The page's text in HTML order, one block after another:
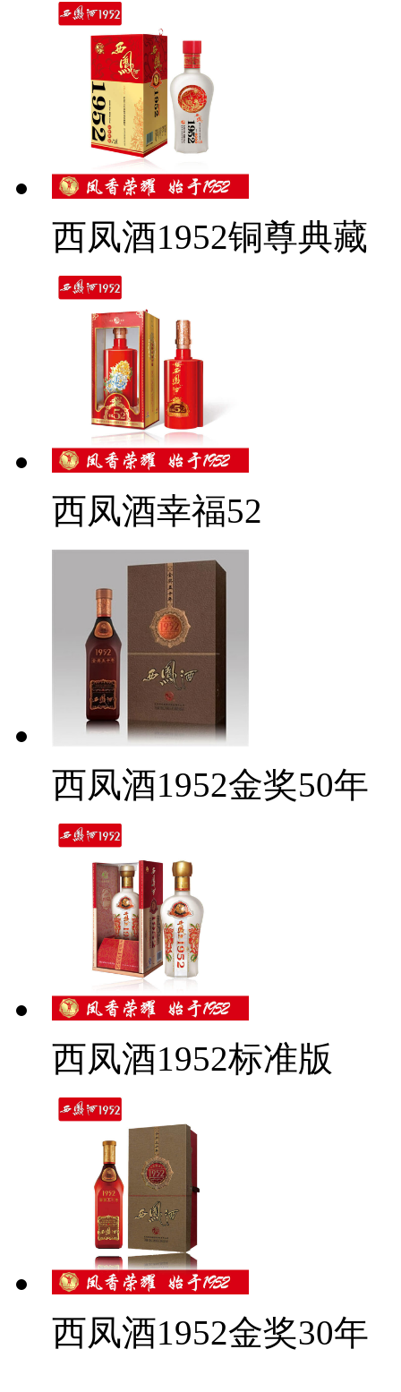
西凤酒1952铜尊典藏
西凤酒幸福52
西凤酒1952金奖50年
西凤酒1952标准版
西凤酒1952金奖30年